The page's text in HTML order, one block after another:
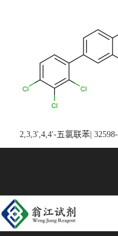
2,3,3',4,4'-五氯联苯|